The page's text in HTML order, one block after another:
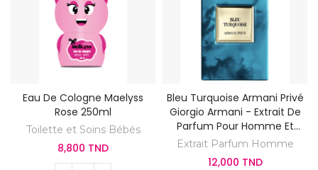
Eau De Cologne Maelyss
Rose 250ml
Toilette et Soins Bébés
8,800 TND
Bleu Turquoise Armani Privé
Giorgio Armani - Extrait De
Parfum Pour Homme Et
Femme
Extrait Parfum Homme
12,000 TND